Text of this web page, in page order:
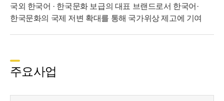
국외 한국어 · 한국문화 보급의 대표 브랜드로서 한국어·
한국문화의 국제 저변 확대를 통해 국가위상 제고에 기여
주요사업